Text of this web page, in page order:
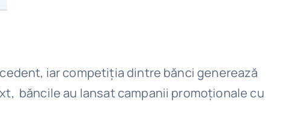
iar competiția dintre bănci generează
băncile au lansat campanii promoționale cu